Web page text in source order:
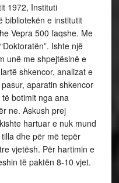
1972, Instituti
bibliotekën e institutit
Vepra 500 faqshe. Me
Ishte një
unë me shpejtësinë e
shkencor, analizat e
aparatin shkencor
botimit nga ana
ne. Askush prej
hartuar e nuk mund
dhe për më tepër
vjetësh. Për hartimin e
të paktën 8-10 vjet.